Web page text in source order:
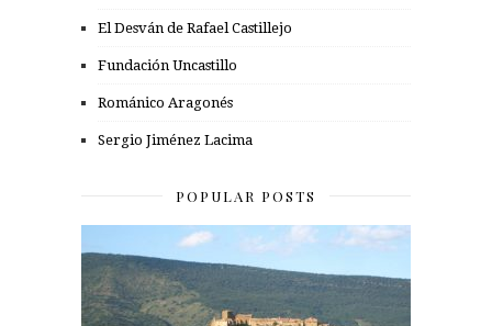
El Desván de Rafael Castillejo
Fundación Uncastillo
Románico Aragonés
Sergio Jiménez Lacima
POPULAR POSTS